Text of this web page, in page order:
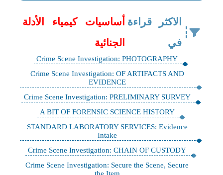
الاكثر قراءة
في
أساسيات كيمياء الأدلة
الجنائية
Crime Scene Investigation: PHOTOGRAPHY
Crime Scene Investigation: OF ARTIFACTS AND
EVIDENCE
Crime Scene Investigation: PRELIMINARY SURVEY
A BIT OF FORENSIC SCIENCE HISTORY
STANDARD LABORATORY SERVICES: Evidence
Intake
Crime Scene Investigation: CHAIN OF CUSTODY
Crime Scene Investigation: Secure the Scene, Secure